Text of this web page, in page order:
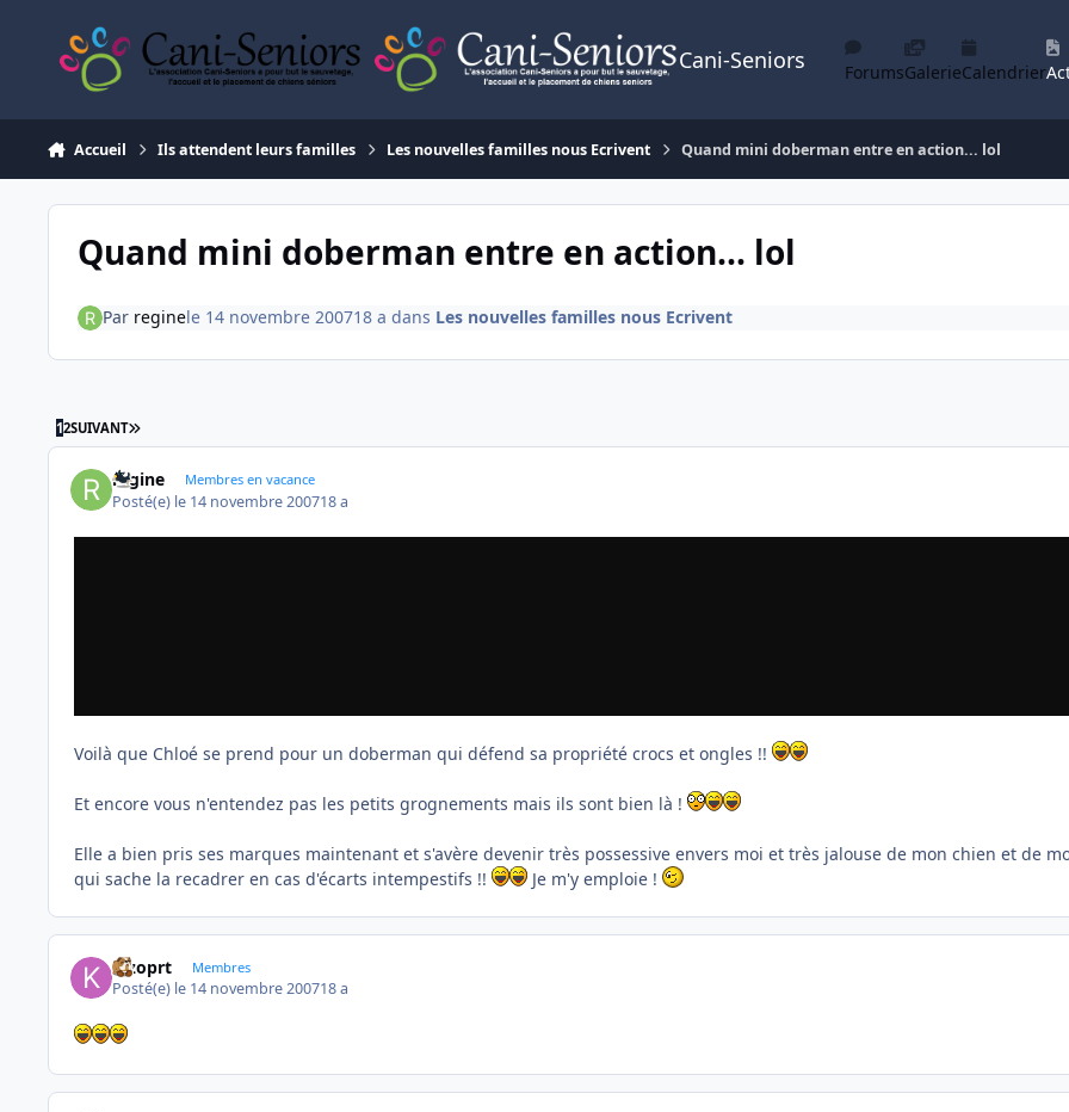
Cani-Seniors ForumsGalerieCalendrier
Accueil Ils attendent leurs familles Les nouvelles familles nous Ecrivent Quand mini doberman entre en action... lol
Quand mini doberman entre en action... lol
Par reginele 14 novembre 200718 a dans Les nouvelles familles nous Ecrivent
12SUIVANT DERNIÈRE PAGE
regine Membres en vacance
Posté(e) le 14 novembre 200718 a
Voilà que Chloé se prend pour un doberman qui défend sa propriété crocs et ongles !!
Et encore vous n'entendez pas les petits grognements mais ils sont bien là !
Elle a bien pris ses marques maintenant et s'avère devenir très possessive envers moi et très jalouse de mon chien et de
qui sache la recadrer en cas d'écarts intempestifs !!
Je m'y emploie !
kizoprt Membres
Posté(e) le 14 novembre 200718 a